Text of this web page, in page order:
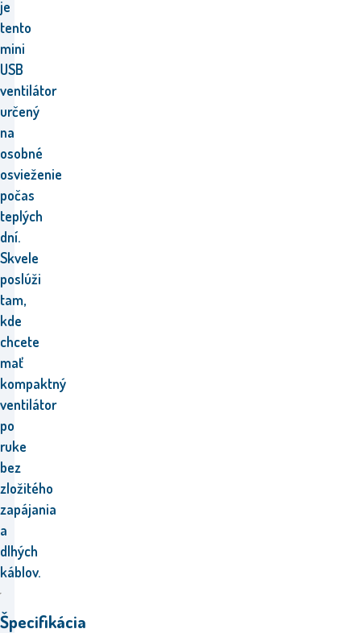
je
tento
mini
USB
ventilátor
určený
na
osobné
osvieženie
počas
teplých
dní.
Skvele
poslúži
tam,
kde
chcete
mať
kompaktný
ventilátor
po
ruke
bez
zložitého
zapájania
a
dlhých
káblov.
Špecifikácia